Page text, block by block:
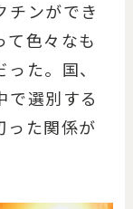
チンができ
て色々なも
た。国、
で選別する
った関係が